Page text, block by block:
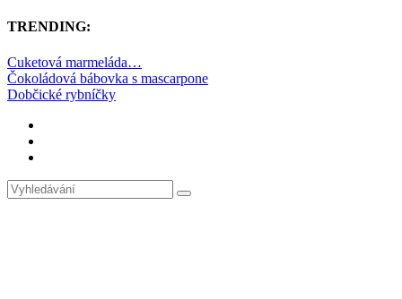
TRENDING:
Cuketová marmeláda…
Čokoládová bábovka s mascarpone
Dobčické rybníčky